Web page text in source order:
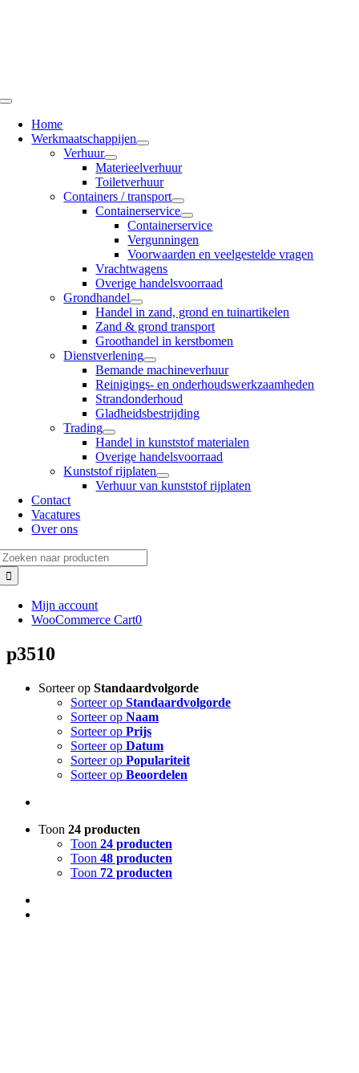
Toggle
NavigationHome
Werkmaatschappijen
Verhuur
Materieelverhuur
Toiletverhuur
Containers / transport
Containerservice
Containerservice
Vergunningen
Voorwaarden en veelgestelde vragen
Vrachtwagens
Overige handelsvoorraad
Grondhandel
Handel in zand, grond en tuinartikelen
Zand & grond transport
Groothandel in kerstbomen
Dienstverlening
Bemande machineverhuur
Reinigings- en onderhoudswerkzaamheden
Strandonderhoud
Gladheidsbestrijding
Trading
Handel in kunststof materialen
Overige handelsvoorraad
Kunststof rijplaten
Verhuur van kunststof rijplaten
Contact
Vacatures
Over ons
Mijn account
WooCommerce Cart0
p3510
Sorteer op Standaardvolgorde
Sorteer op Standaardvolgorde
Sorteer op Naam
Sorteer op Prijs
Sorteer op Datum
Sorteer op Populariteit
Sorteer op Beoordelen
Toon 24 producten
Toon 24 producten
Toon 48 producten
Toon 72 producten